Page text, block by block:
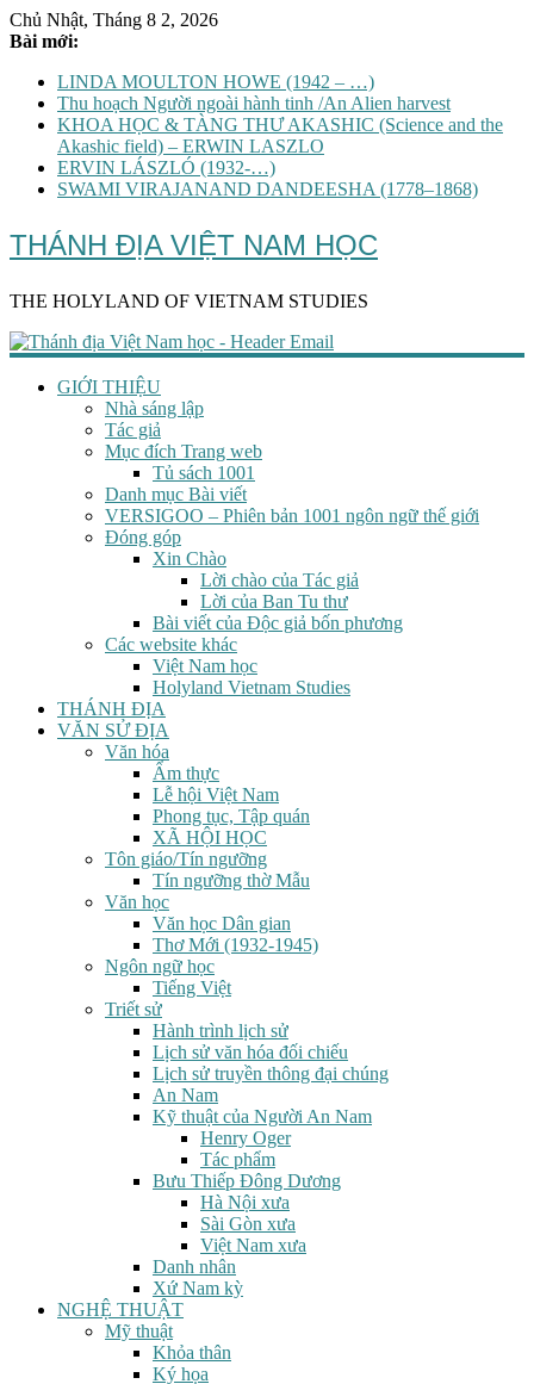
Chủ Nhật, Tháng 8 2, 2026
Bài mới:
LINDA MOULTON HOWE (1942 – …)
Thu hoạch Người ngoài hành tinh /An Alien harvest
KHOA HỌC & TÀNG THƯ AKASHIC (Science and the
Akashic field) – ERWIN LASZLO
ERVIN LÁSZLÓ (1932-…)
SWAMI VIRAJANAND DANDEESHA (1778–1868)
THÁNH ĐỊA VIỆT NAM HỌC
THE HOLYLAND OF VIETNAM STUDIES
GIỚI THIỆU
Nhà sáng lập
Tác giả
Mục đích Trang web
Tủ sách 1001
Danh mục Bài viết
VERSIGOO – Phiên bản 1001 ngôn ngữ thế giới
Đóng góp
Xin Chào
Lời chào của Tác giả
Lời của Ban Tu thư
Bài viết của Độc giả bốn phương
Các website khác
Việt Nam học
Holyland Vietnam Studies
THÁNH ĐỊA
VĂN SỬ ĐỊA
Văn hóa
Ẩm thực
Lễ hội Việt Nam
Phong tục, Tập quán
XÃ HỘI HỌC
Tôn giáo/Tín ngưỡng
Tín ngưỡng thờ Mẫu
Văn học
Văn học Dân gian
Thơ Mới (1932-1945)
Ngôn ngữ học
Tiếng Việt
Triết sử
Hành trình lịch sử
Lịch sử văn hóa đối chiếu
Lịch sử truyền thông đại chúng
An Nam
Kỹ thuật của Người An Nam
Henry Oger
Tác phẩm
Bưu Thiếp Đông Dương
Hà Nội xưa
Sài Gòn xưa
Việt Nam xưa
Danh nhân
Xứ Nam kỳ
NGHỆ THUẬT
Mỹ thuật
Khỏa thân
Ký họa